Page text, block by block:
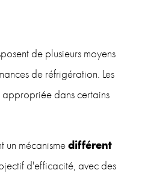
de plusieurs moyens
de réfrigération. Les
appropriée dans certains
un mécanisme différent
d'efficacité, avec des